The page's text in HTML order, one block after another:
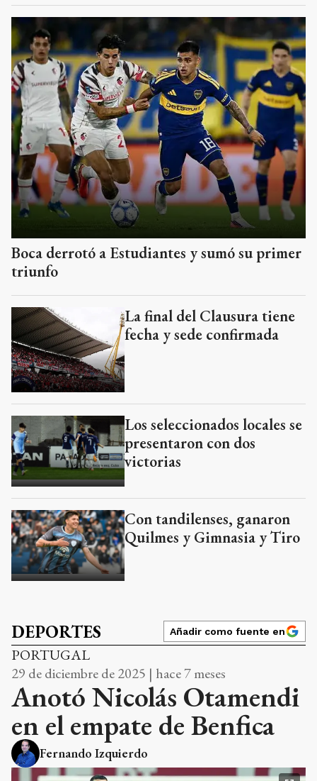
Boca derrotó a Estudiantes y sumó su primer
triunfo
La final del Clausura tiene
fecha y sede confirmada
Los seleccionados locales se
presentaron con dos
victorias
Con tandilenses, ganaron
Quilmes y Gimnasia y Tiro
DEPORTES Añadir como fuente en
PORTUGAL
29 de diciembre de 2025 | hace 7 meses
Anotó Nicolás Otamendi
en el empate de Benfica
Fernando Izquierdo